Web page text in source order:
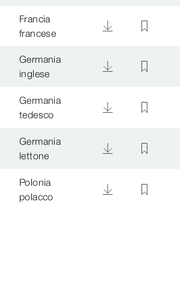
Francia
francese
Germania
inglese
Germania
tedesco
Germania
lettone
Polonia
polacco